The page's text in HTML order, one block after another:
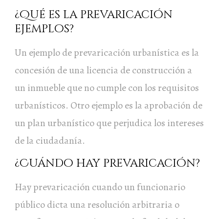
¿Qué es la prevaricación
ejemplos?
Un ejemplo de prevaricación urbanística es la
concesión de una licencia de construcción a
un inmueble que no cumple con los requisitos
urbanísticos. Otro ejemplo es la aprobación de
un plan urbanístico que perjudica los intereses
de la ciudadanía.
¿Cuándo hay prevaricación?
Hay prevaricación cuando un funcionario
público dicta una resolución arbitraria o